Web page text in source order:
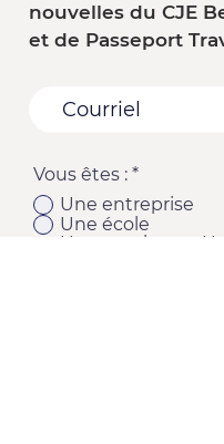
nouvelles du CJE
et de Passeport
Vous êtes : *
Une entreprise
Une école
Un organisme -